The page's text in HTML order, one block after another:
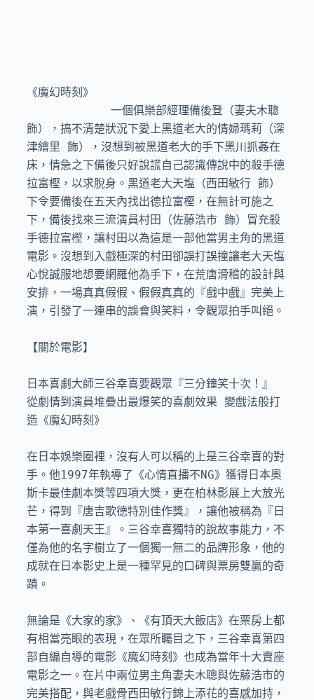
《魔幻時刻》
飾），搞不清楚狀況下愛上黑道老大的情婦瑪莉（深
津繪里 飾），沒想到被黑道老大的手下黑川抓姦在
床，情急之下備後只好說謊自己認識傳說中的殺手德
拉富樫，以求脫身。黑道老大天塩（西田敏行 飾）
下令要備後在五天內找出德拉富樫，在無計可施之
下，備後找來三流演員村田（佐藤浩市 飾）冒充殺
手德拉富樫，讓村田以為這是一部他當男主角的黑道
電影。沒想到入戲極深的村田卻誤打誤撞讓老大天塩
心悅誠服地想要網羅他為手下，在荒唐滑稽的設計與
安排，一場真真假假、假假真真的『戲中戲』完美上
演，引發了一連串的誤會與笑料，令觀眾拍手叫絕。
【關於電影】
日本喜劇大師三谷幸喜要觀眾『三分鐘笑十次！』
從劇情到演員堆疊出最爆笑的喜劇效果 變戲法般打
造《魔幻時刻》
在日本娛樂圈裡，沒有人可以稱的上是三谷幸喜的對
手。他1997年執導了《心情直播不NG》獲得日本奧
斯卡最佳劇本獎等四項大獎，更在柏林影展上大放光
芒，得到『唐吉歌德特別佳作獎』，讓他被稱為『日
本第一喜劇天王』。三谷幸喜獨特的說故事能力，不
僅為他的名字樹立了一個獨一無二的品牌形象，他的
成就在日本影史上是一種罕見的口碑與票房雙贏的奇
蹟。
無論是《大家的家》、《有頂天大飯店》在票房上都
有相當亮眼的表現，在眾所矚目之下，三谷幸喜第四
部自編自導的電影《魔幻時刻》也成為當年十大賣座
電影之一。在片中兩位男主角妻夫木聰與佐藤浩市的
完美搭配，與老戲骨西田敏行錦上添花的喜感加持，